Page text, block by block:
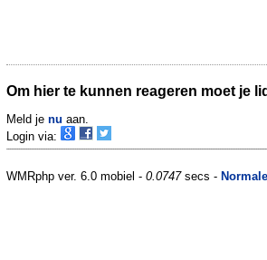
Om hier te kunnen reageren moet je
Meld je nu aan.
Login via:
WMRphp ver. 6.0 mobiel - 0.0747secs -